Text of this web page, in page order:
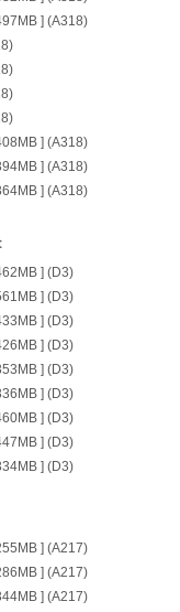
] (A318)
] (A318)
] (A318)
] (A318)
] (D3)
] (D3)
] (D3)
] (D3)
] (D3)
] (D3)
] (D3)
] (D3)
] (D3)
] (A217)
] (A217)
] (A217)